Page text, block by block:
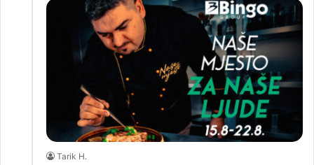
Tarik H.